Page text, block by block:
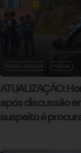
PEDRO LEOPOLDO POLICIAL
ATUALIZAÇÃO:
após discussão
suspeito é